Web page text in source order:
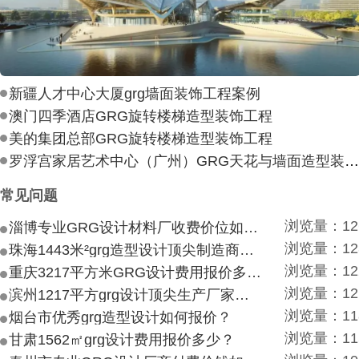
新疆人才中心大厦grg墙面装饰工程案例
澳门四季酒店GRG旋转楼梯造型装饰工程
美的集团总部GRG旋转楼梯造型装饰工程
罗浮宫家居艺术中心（广州）GRG天花与墙面造型装饰工程
常见问题
淄博专业GRG设计材料厂收费价位如何？
浏览量：
珠海1443米²grg造型设计顶尖制造商付费付费多少？
浏览量：
重庆3217平方米GRG设计费用报价多少？
浏览量：
滨州1217平方grg设计顶尖生产厂家价目如何？
浏览量：
烟台市优秀grg造型设计如何报价？
浏览量：
甘肃1562㎡grg设计费用报价多少？
浏览量：